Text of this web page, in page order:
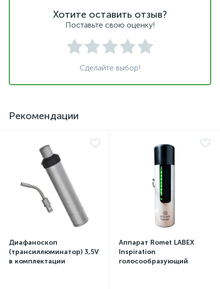
Хотите оставить отзыв?
Поставьте свою оценку!
Сделайте выбор!
Рекомендации
Диафаноскоп
(трансиллюминатор) 3,5V
в комплектации
Аппарат Romet LABEX
Inspiration
голосообразующий